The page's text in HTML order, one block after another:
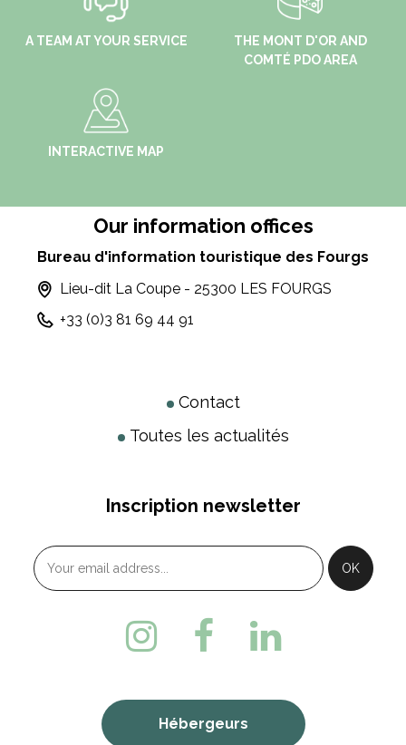
A TEAM AT YOUR SERVICE
THE MONT D'OR AND
COMTÉ PDO AREA
INTERACTIVE MAP
Our information offices
Bureau d'information touristique des Fourgs
Lieu-dit La Coupe - 25300 LES FOURGS
+33 (0)3 81 69 44 91
Contact
Toutes les actualités
Inscription newsletter
Hébergeurs